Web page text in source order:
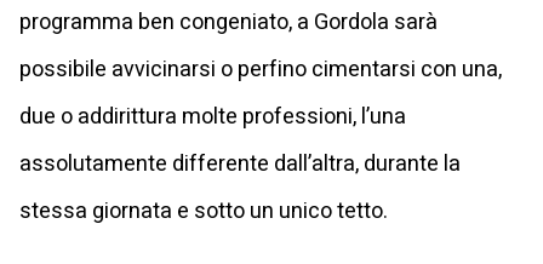
programma ben congeniato, a Gordola sarà
possibile avvicinarsi o perfino cimentarsi con una,
due o addirittura molte professioni, l’una
assolutamente differente dall’altra, durante la
stessa giornata e sotto un unico tetto.